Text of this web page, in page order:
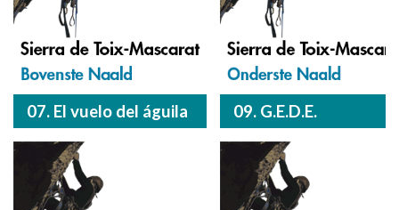
07. El vuelo del águila 09. G.E.D.E.